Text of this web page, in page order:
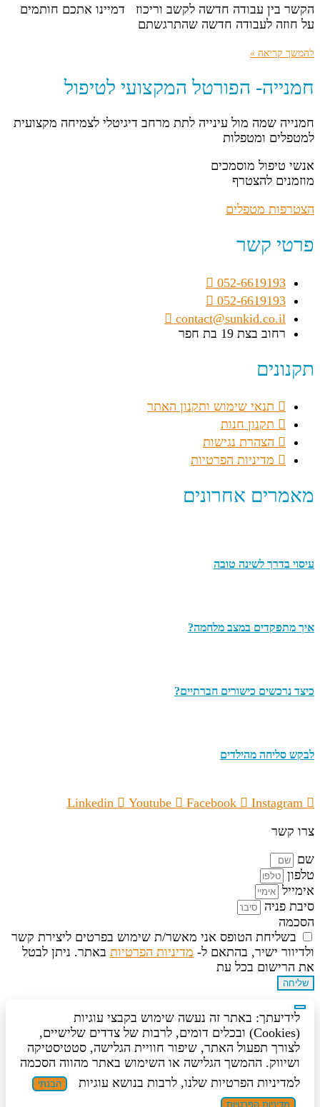
הקשר בין עבודה חדשה לקשב וריכוז דמיינו אתכם חותמים
על חוזה לעבודה חדשה שהתרגשתם
להמשך קריאה »
חמנייה- הפורטל המקצועי לטיפול
חמנייה שמה מול עינייה לתת מרחב דיגיטלי לצמיחה מקצועית
למטפלים ומטפלות
אנשי טיפול מוסמכים
מוזמנים להצטרף
הצטרפות מטפלים
פרטי קשר
052-6619193
052-6619193
contact@sunkid.co.il
רחוב בצת 19 בת חפר
תקנונים
תנאי שימוש ותקנון האתר
תקנון חנות
הצהרת נגישות
מדיניות הפרטיות
מאמרים אחרונים
עיסוי בדרך לשינה טובה
איך מתפקדים במצב מלחמה?
כיצד נרכשים כישורים חברתיים?
לבקש סליחה מהילדים
Linkedin Youtube Facebook
Instagram
צרו קשר
שם
טלפון
אימייל
סיבת פניה
הסכמה
בשליחת הטופס אני מאשר/ת שימוש בפרטים ליצירת קשר
ולדיוור ישיר, בהתאם ל- מדיניות הפרטיות באתר. ניתן לבטל
את הרישום בכל עת
שליחה
לידיעתך: באתר זה נעשה שימוש בקבצי עוגיות
(Cookies) ובכלים דומים, לרבות של צדדים שלישיים,
לצורך תפעול האתר, שיפור חוויית הגלישה, סטטיסטיקה
ושיווק. ההמשך הגלישה או השימוש באתר מהווה הסכמה
למדיניות הפרטיות שלנו, לרבות בנושא עוגיות
הבנתי
מדיניות הפרטיות